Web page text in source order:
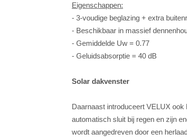
Eigenschappen:
- 3-voudige beglazing + extra
- Beschikbaar in massief
- Gemiddelde Uw = 0.77
- Geluidsabsorptie = 40 dB
Solar dakvenster
Daarnaast introduceert VELUX
automatisch sluit bij regen en zijn
wordt aangedreven door een